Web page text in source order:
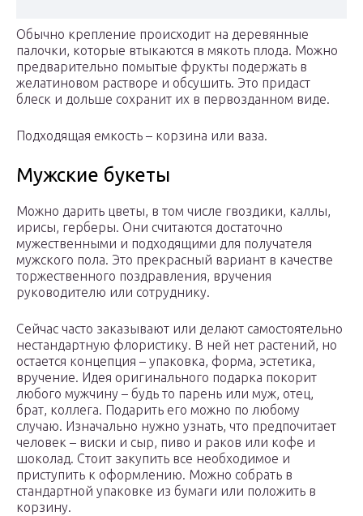
Обычно крепление происходит на деревянные
палочки, которые втыкаются в мякоть плода. Можно
предварительно помытые фрукты подержать в
желатиновом растворе и обсушить. Это придаст
блеск и дольше сохранит их в первозданном виде.
Подходящая емкость – корзина или ваза.
Мужские букеты
Можно дарить цветы, в том числе гвоздики, каллы,
ирисы, герберы. Они считаются достаточно
мужественными и подходящими для получателя
мужского пола. Это прекрасный вариант в качестве
торжественного поздравления, вручения
руководителю или сотруднику.
Сейчас часто заказывают или делают самостоятельно
нестандартную флористику. В ней нет растений, но
остается концепция – упаковка, форма, эстетика,
вручение. Идея оригинального подарка покорит
любого мужчину – будь то парень или муж, отец,
брат, коллега. Подарить его можно по любому
случаю. Изначально нужно узнать, что предпочитает
человек – виски и сыр, пиво и раков или кофе и
шоколад. Стоит закупить все необходимое и
приступить к оформлению. Можно собрать в
стандартной упаковке из бумаги или положить в
корзину.